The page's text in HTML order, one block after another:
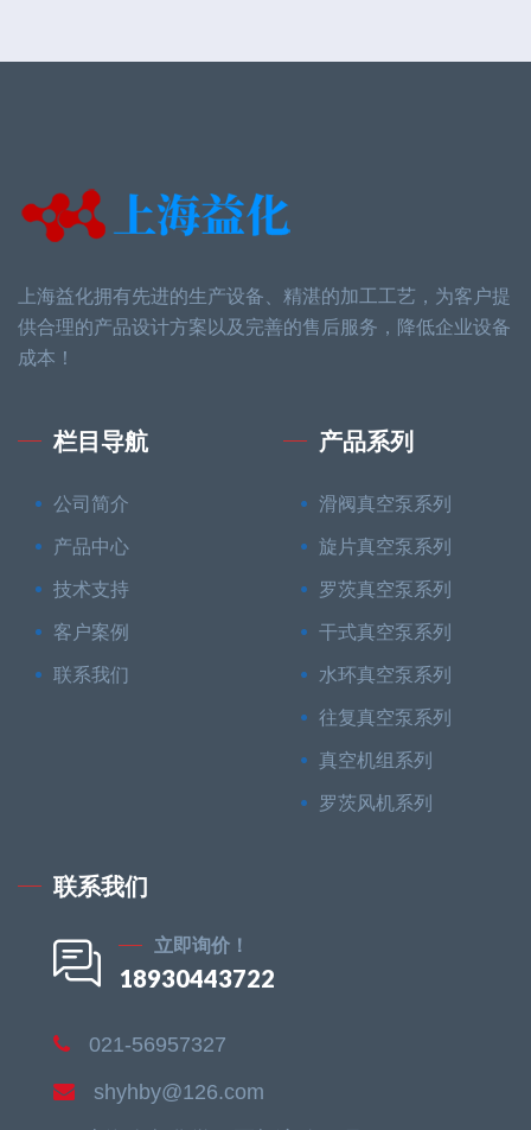
上海益化拥有先进的生产设备、精湛的加工工艺，为客户提
供合理的产品设计方案以及完善的售后服务，降低企业设备
成本！
栏目导航
公司简介
产品中心
技术支持
客户案例
联系我们
产品系列
滑阀真空泵系列
旋片真空泵系列
罗茨真空泵系列
干式真空泵系列
水环真空泵系列
往复真空泵系列
真空机组系列
罗茨风机系列
联系我们
立即询价！
18930443722
021-56957327
shyhby@126.com